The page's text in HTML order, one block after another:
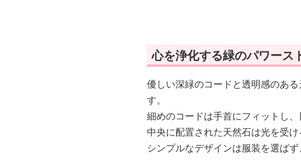
心を浄化する緑のパワース
優しい深緑のコードと透明感のあ
す。
細めのコードは手首にフィットし
中央に配置された天然石は光を受
シンプルなデザインは服装を選ば